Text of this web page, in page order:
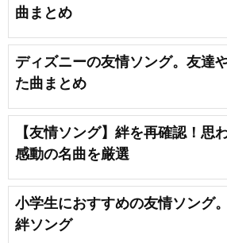
曲まとめ
ディズニーの友情ソング。友達
た曲まとめ
【友情ソング】絆を再確認！思
感動の名曲を厳選
小学生におすすめの友情ソング
絆ソング